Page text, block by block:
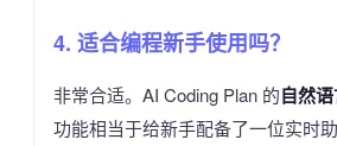
4. 适合编程新手使用吗？
非常合适。AI Coding Plan 的自然
功能相当于给新手配备了一位实时